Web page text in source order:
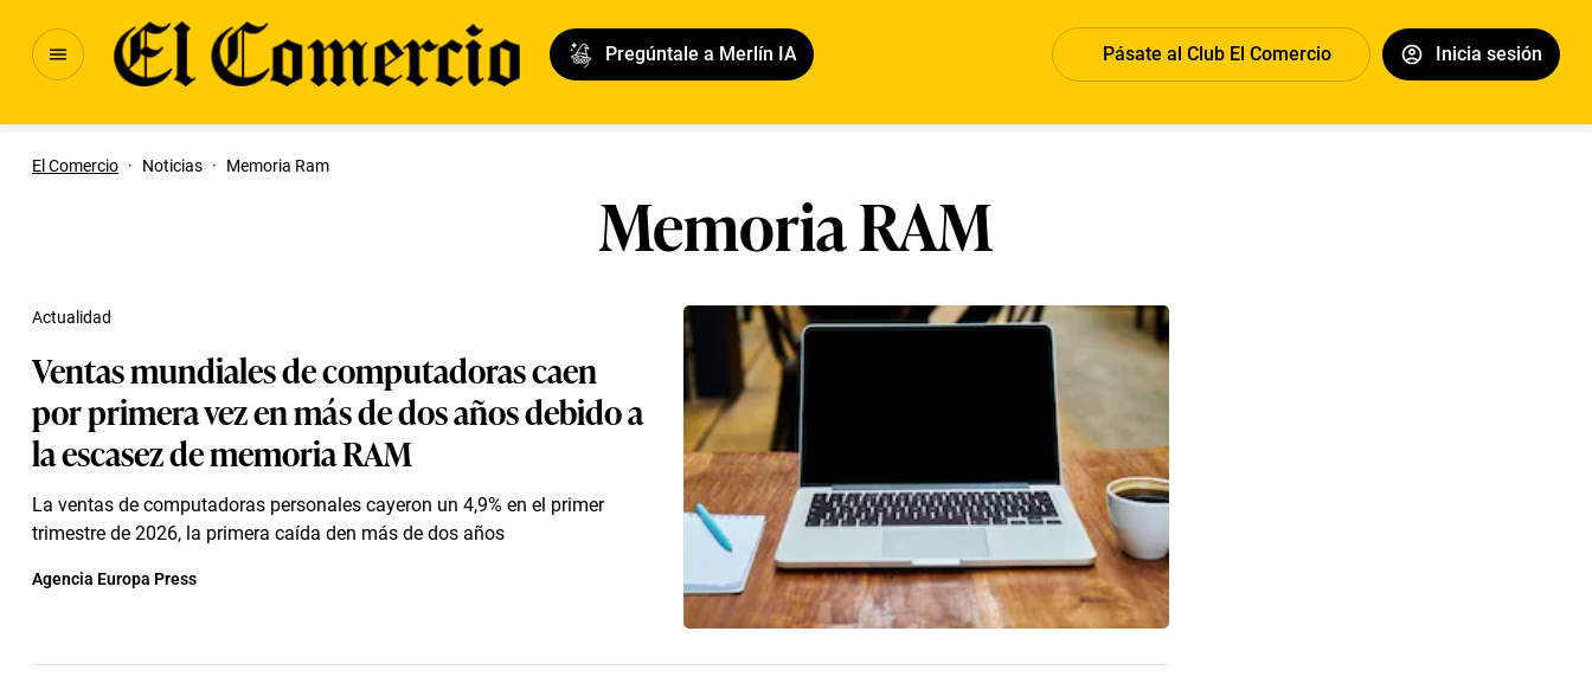
Pregúntale a Merlín IA Pásate al Club El Comercio Inicia sesión
El Comercio · Noticias · Memoria Ram
Memoria RAM
Ventas mundiales de computadoras caen
por primera vez en más de dos años debido a
la escasez de memoria RAM
La ventas de computadoras personales cayeron un 4,9% en el primer
trimestre de 2026, la primera caída den más de dos años
Actualidad
Agencia Europa Press